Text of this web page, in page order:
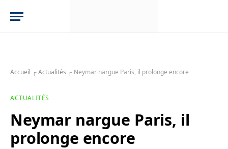
Accueil ┌Actualités ┌ Neymar nargue Paris, il prolonge encore
ACTUALITÉS
Neymar nargue Paris, il
prolonge encore